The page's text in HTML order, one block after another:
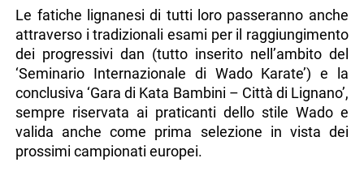
Le fatiche lignanesi di tutti loro passeranno anche
attraverso i tradizionali esami per il raggiungimento
dei progressivi dan (tutto inserito nell’ambito del
‘Seminario Internazionale di Wado Karate’) e la
conclusiva ‘Gara di Kata Bambini – Città di Lignano’,
sempre riservata ai praticanti dello stile Wado e
valida anche come prima selezione in vista dei
prossimi campionati europei.